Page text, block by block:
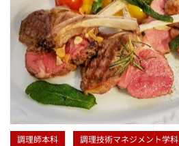
調理師本科 調理技術マネジメント学科